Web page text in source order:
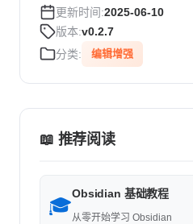
更新时间:2025-06-10
版本:v0.2.7
分类:
编辑增强
📖 推荐阅读
🎓
Obsidian 基础教程
从零开始学习 Obsidian